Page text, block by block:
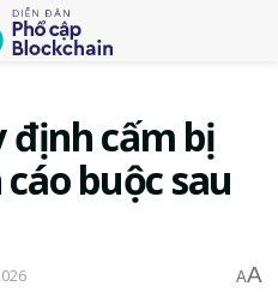
định cấm bị
buộc sau
AA